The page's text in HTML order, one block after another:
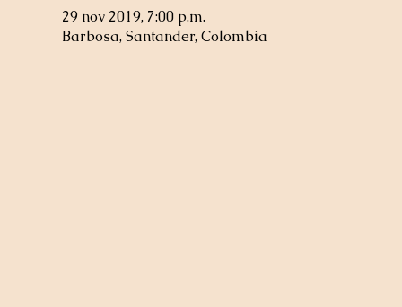
29 nov 2019, 7:00 p.m.
Barbosa, Santander, Colombia